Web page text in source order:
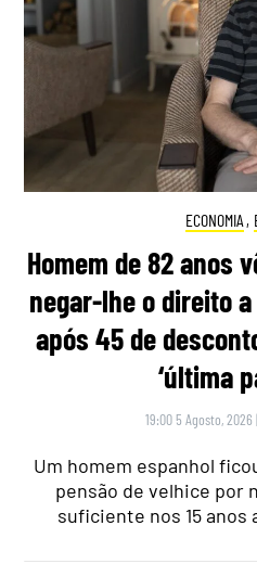
ECONOMIA ,
Homem de 82 anos
negar-lhe o direito
após 45 de
‘última
19:00 5 Agosto, 2026 |
Um homem espanhol
pensão de velhice por
suficiente nos 15